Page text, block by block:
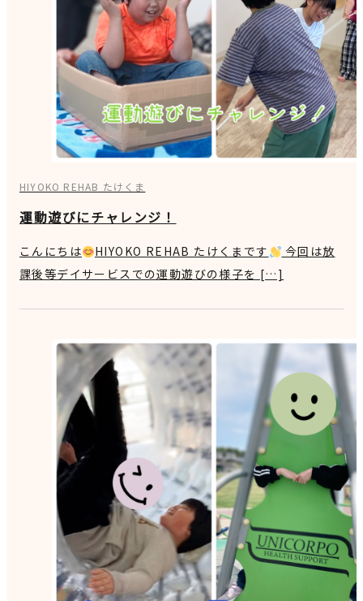
HIYOKO REHAB たけくま
運動遊びにチャレンジ！
こんにちは HIYOKO REHAB たけくまです
今回は放
課後等デイサービスでの運動遊びの様子を […]